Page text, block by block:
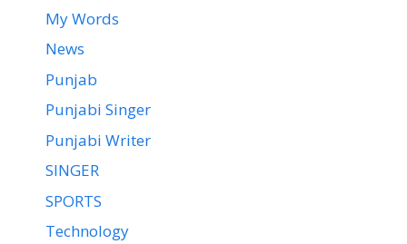
My Words
News
Punjab
Punjabi Singer
Punjabi Writer
SINGER
SPORTS
Technology